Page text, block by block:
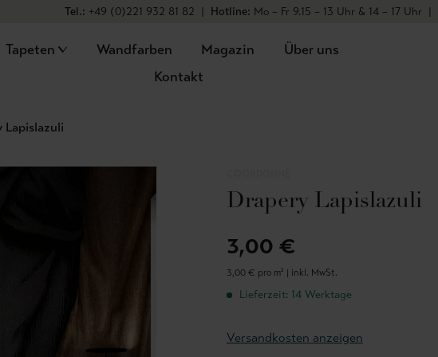
Tel.: +49 (0)221 932 81 82 | Hotline: Mo – Fr 9.15 – 13 Uhr & 14 – 17 Uhr |
Tapeten Wandfarben Magazin
Über uns
Kontakt
Lapislazuli
Drapery Lapislazuli
3,00 €
3,00 € pro m² | inkl. MwSt.
Lieferzeit: 14 Werktage
Versandkosten anzeigen